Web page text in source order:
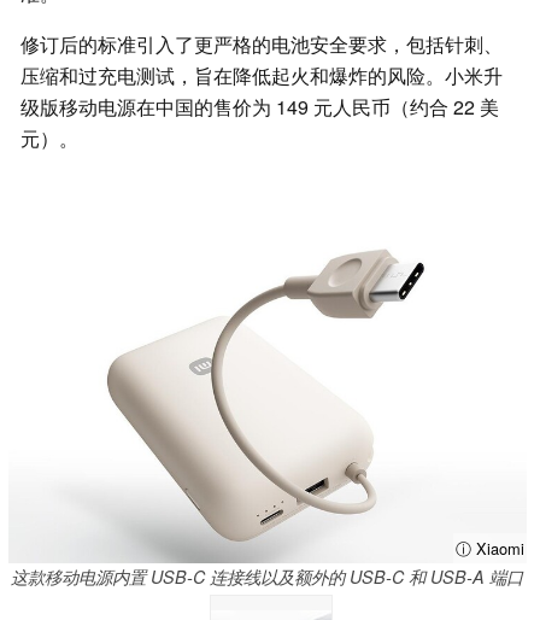
修订后的标准引入了更严格的电池安全要求，包括针刺、
压缩和过充电测试，旨在降低起火和爆炸的风险。小米升
级版移动电源在中国的售价为 149 元人民币（约合 22 美
元）。
ⓘ Xiaomi
这款移动电源内置 USB-C 连接线以及额外的 USB-C 和 USB-A 端口